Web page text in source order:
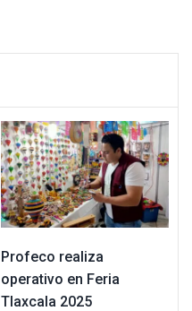
Profeco realiza
operativo en Feria
Tlaxcala 2025